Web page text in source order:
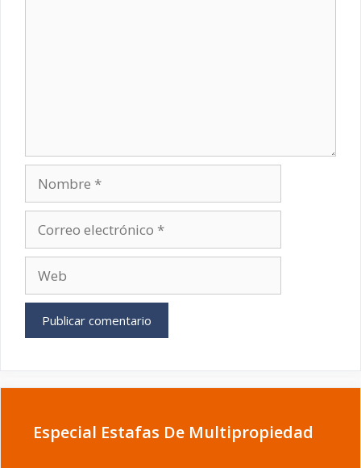
electrónico
Especial Estafas De Multipropiedad